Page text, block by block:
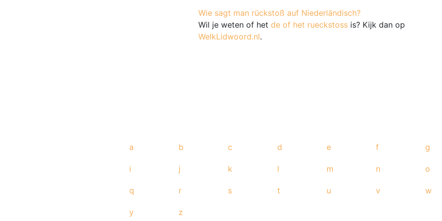
Wie sagt man rückstoß auf Niederländisch?
Wil je weten of het de of het rueckstoss is? Kijk dan op
WelkLidwoord.nl.
a b c d e f g
i j k l m n o
q r s t u v w
y z